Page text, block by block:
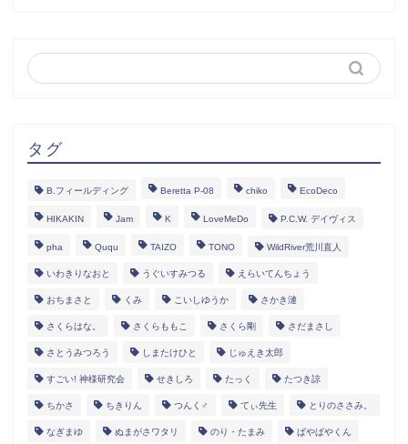
タグ
B.フィールディング Beretta P-08 chiko EcoDeco
HIKAKIN Jam K LoveMeDo P.C.W. デイヴィス
pha Ququ TAIZO TONO WildRiver荒川直人
いわきりなおと うぐいすみつる えらいてんちょう
おちまさと くみ こいしゆうか さかき漣
さくらはな。 さくらももこ さくら剛 さだまさし
さとうみつろう しまたけひと じゅえき太郎
すごい! 神様研究会 せきしろ たっく たつき諒
ちかさ ちきりん つんく♂ てぃ先生 とりのささみ。
なぎまゆ ぬまがさワタリ のり・たまみ ぱやぱやくん